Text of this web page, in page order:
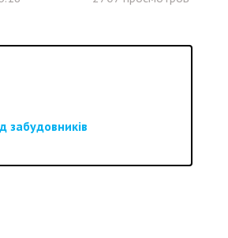
забудовників